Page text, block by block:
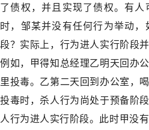
了债权，并且实现了债权。有
时，邹某并没有任何行为举动
段？实际上，行为进人实行阶段
例如，甲得知总经理乙明天回办
里投毒。乙第二天回到办公室，
投毒时，杀人行为尚处于预备阶
人行为进人实行阶段。此时甲没